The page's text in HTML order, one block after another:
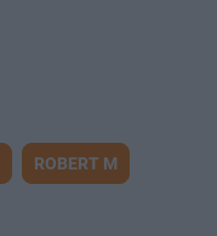
ROBERT M